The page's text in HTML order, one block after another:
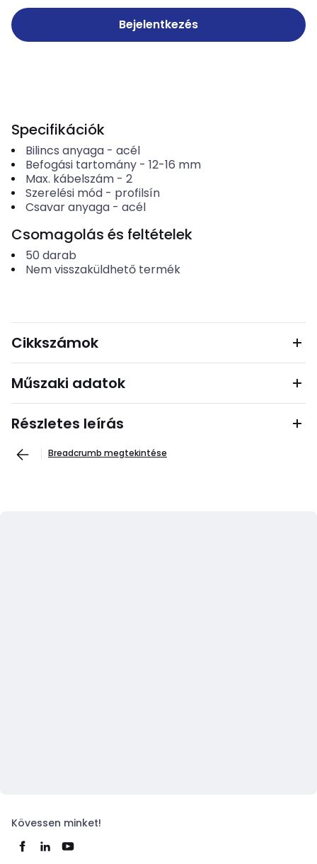
Bejelentkezés
Specifikációk
Bilincs anyaga- acél
Befogási tartomány- 12-16 mm
Max. kábelszám- 2
Szerelési mód- profilsín
Csavar anyaga- acél
Csomagolás és feltételek
50 darab
Nem visszaküldhető termék
Cikkszámok
Műszaki adatok
Részletes leírás
Breadcrumb megtekintése
Kövessen minket!